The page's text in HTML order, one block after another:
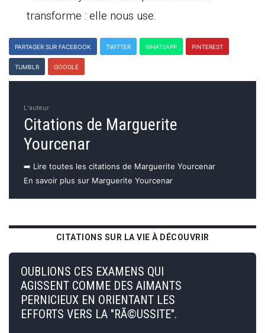
transforme : elle nous use.
PARTAGER SUR FACEBOOK TWITTER WHATSAPP PINTEREST
TUMBLR GOOGLE
L'auteur
Citations de Marguerite
Yourcenar
➡️ Lire toutes les citations de Marguerite Yourcenar
En savoir plus sur Marguerite Yourcenar
CITATIONS SUR LA VIE À DÉCOUVRIR
OUBLIONS CES EXAMENS QUI
AGISSENT COMME DES AIMANTS
PERNICIEUX EN ORIENTANT LES
EFFORTS VERS LA "RÃ©USSITE".